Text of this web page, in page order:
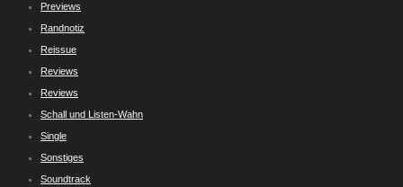
Previews
Randnotiz
Reissue
Reviews
Reviews
Schall und Listen-Wahn
Single
Sonstiges
Soundtrack